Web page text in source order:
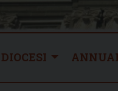
DIOCESI